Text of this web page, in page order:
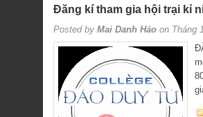
Đăng kí tham gia hội trại kỉ
Posted by Mai Danh Hảo on Tháng